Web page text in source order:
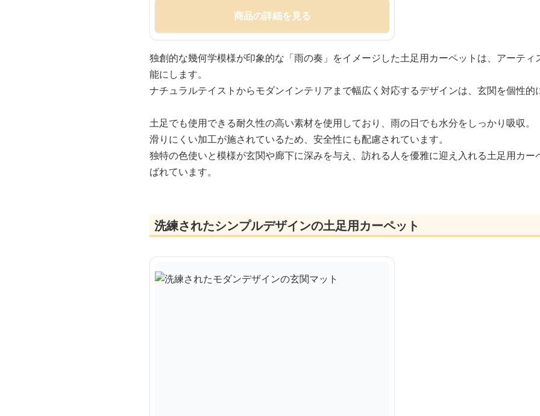
商品の詳細を見る
独創的な幾何学模様が印象的な「雨の奏」をイメージした土足用カーペットは、アーテ
能にします。
ナチュラルテイストからモダンインテリアまで幅広く対応するデザインは、玄関を個性的
土足でも使用できる耐久性の高い素材を使用しており、雨の日でも水分をしっかり吸収。
滑りにくい加工が施されているため、安全性にも配慮されています。
独特の色使いと模様が玄関や廊下に深みを与え、訪れる人を優雅に迎え入れる土足用カー
ばれています。
洗練されたシンプルデザインの土足用カーペット